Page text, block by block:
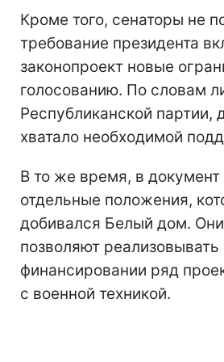
Кроме того, сенаторы не
требование президента
законопроект новые
голосованию. По словам
Республиканской партии,
хватало необходимой
В то же время, в
отдельные положения,
добивался Белый дом.
позволяют
финансировании ряд
с военной техникой.